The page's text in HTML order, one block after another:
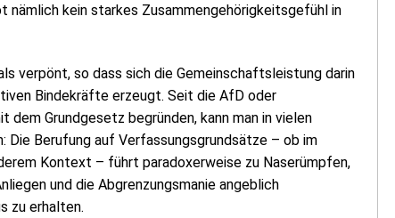
nämlich kein starkes Zusammengehörigkeitsgefühl in
verpönt, so dass sich die Gemeinschaftsleistung darin
Bindekräfte erzeugt. Seit die AfD oder
dem Grundgesetz begründen, kann man in vielen
Berufung auf Verfassungsgrundsätze – ob im
Kontext – führt paradoxerweise zu Naserümpfen,
und die Abgrenzungsmanie angeblich
zu erhalten.